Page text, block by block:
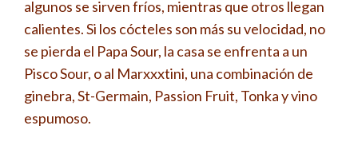
algunos se sirven fríos, mientras que otros llegan
calientes. Si los cócteles son más su velocidad, no
se pierda el Papa Sour, la casa se enfrenta a un
Pisco Sour, o al Marxxxtini, una combinación de
ginebra, St-Germain, Passion Fruit, Tonka y vino
espumoso.